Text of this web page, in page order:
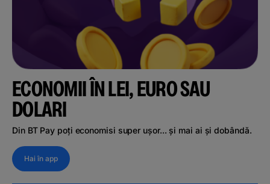
ECONOMII ÎN LEI, EURO SAU
DOLARI
Din BT Pay poți economisi super ușor... și mai ai și dobândă.
Hai în app